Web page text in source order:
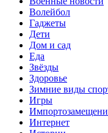
Волейбол
Гаджеты
Дети
Дом и сад
Еда
Звёзды
Здоровье
Зимние виды
Игры
Интернет